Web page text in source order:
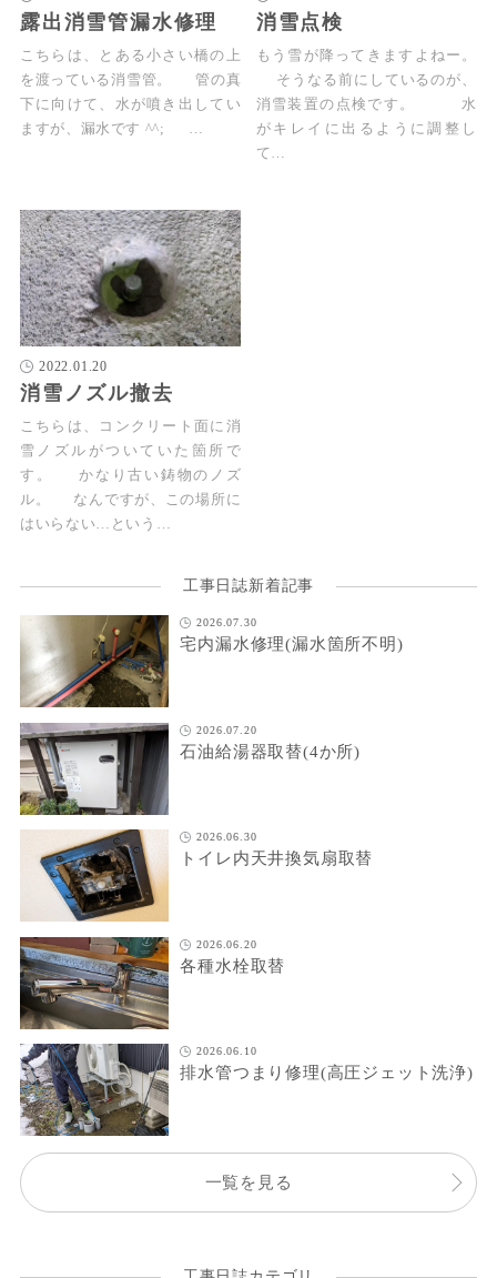
露出消雪管漏水修理
こちらは、とある小さい橋の上
を渡っている消雪管。 管の真
下に向けて、水が噴き出してい
ますが、漏水です ^^; …
消雪点検
もう雪が降ってきますよねー。
そうなる前にしているのが、
消雪装置の点検です。 水
がキレイに出るように調整し
て…
2022.01.20
消雪ノズル撤去
こちらは、コンクリート面に消
雪ノズルがついていた箇所で
す。 かなり古い鋳物のノズ
ル。 なんですが、この場所に
はいらない…という…
工事日誌新着記事
2026.07.30
宅内漏水修理(漏水箇所不明)
2026.07.20
石油給湯器取替(4か所)
2026.06.30
トイレ内天井換気扇取替
2026.06.20
各種水栓取替
2026.06.10
排水管つまり修理(高圧ジェット洗浄)
一覧を見る